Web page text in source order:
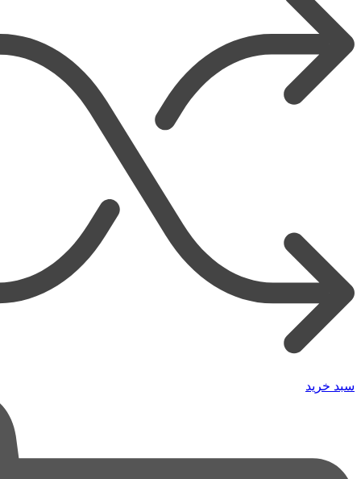
سبد خرید